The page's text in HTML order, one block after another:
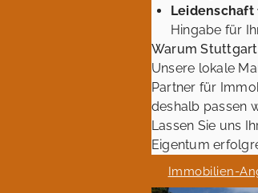
Hingabe für
Warum
Unsere lokale
Partner für
deshalb passen
Lassen Sie uns
Eigentum
Immobilien-